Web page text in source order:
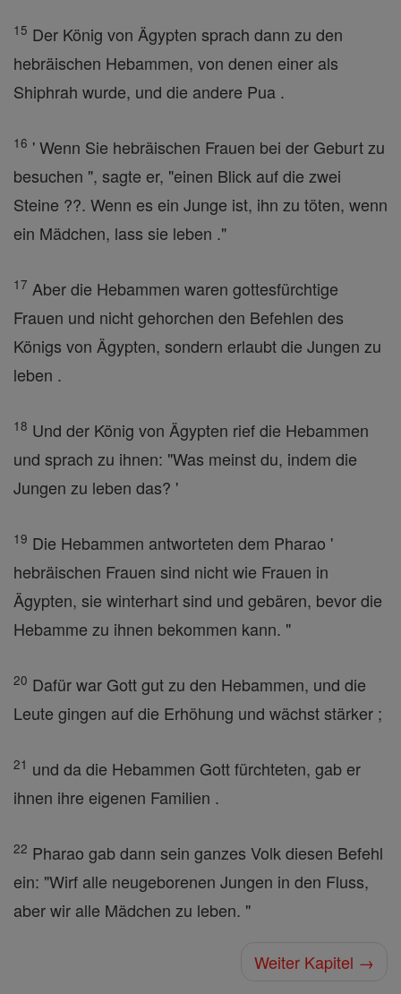
15 Der König von Ägypten sprach dann zu den
hebräischen Hebammen, von denen einer als
Shiphrah wurde, und die andere Pua .
16 ' Wenn Sie hebräischen Frauen bei der Geburt zu
besuchen ", sagte er, "einen Blick auf die zwei
Steine ??. Wenn es ein Junge ist, ihn zu töten, wenn
ein Mädchen, lass sie leben ."
17 Aber die Hebammen waren gottesfürchtige
Frauen und nicht gehorchen den Befehlen des
Königs von Ägypten, sondern erlaubt die Jungen zu
leben .
18 Und der König von Ägypten rief die Hebammen
und sprach zu ihnen: "Was meinst du, indem die
Jungen zu leben das? '
19 Die Hebammen antworteten dem Pharao '
hebräischen Frauen sind nicht wie Frauen in
Ägypten, sie winterhart sind und gebären, bevor die
Hebamme zu ihnen bekommen kann. "
20 Dafür war Gott gut zu den Hebammen, und die
Leute gingen auf die Erhöhung und wächst stärker ;
21 und da die Hebammen Gott fürchteten, gab er
ihnen ihre eigenen Familien .
22 Pharao gab dann sein ganzes Volk diesen Befehl
ein: "Wirf alle neugeborenen Jungen in den Fluss,
aber wir alle Mädchen zu leben. "
Weiter Kapitel →